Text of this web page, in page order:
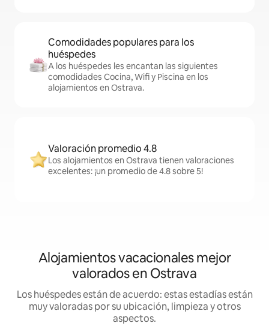
Comodidades populares para los
huéspedes
A los huéspedes les encantan las siguientes
comodidades Cocina, Wifi y Piscina en los
alojamientos en Ostrava.
Valoración promedio 4.8
Los alojamientos en Ostrava tienen valoraciones
excelentes: ¡un promedio de 4.8 sobre 5!
Alojamientos vacacionales mejor
valorados en Ostrava
Los huéspedes están de acuerdo: estas estadías están
muy valoradas por su ubicación, limpieza y otros
aspectos.